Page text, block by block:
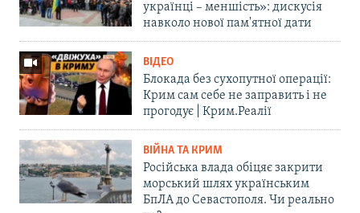
українці – меншість»: дискусія
навколо нової пам'ятної дати
ВІДЕО
Блокада без сухопутної операції:
Крим сам себе не заправить і не
прогодує | Крим.Реалії
ВІЙНА ТА КРИМ
Російська влада обіцяє закрити
морський шлях українським
БпЛА до Севастополя. Чи реально